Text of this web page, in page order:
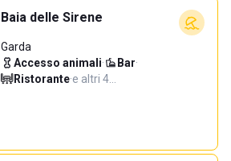
Baia delle Sirene
Garda
Accesso animali· Bar·
Ristorante·e altri 4…